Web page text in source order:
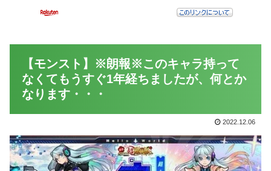
【モンスト】※朗報※このキャラ持って
なくてもうすぐ1年経ちましたが、何とか
なります・・・
2022.12.06